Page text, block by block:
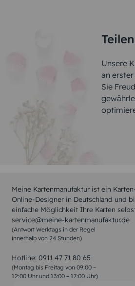
Unsere
an
Sie
Meine Kartenmanufaktur ist ein
Online-Designer in Deutschland und
einfache Möglichkeit Ihre Karten
service@meine-kartenmanufaktur.de
(Antwort Werktags in der Regel
innerhalb von 24 Stunden)
Hotline: 0911 47 71 80 65
(Montag bis Freitag von 09:00 –
12:00 Uhr und 13:00 – 17:00 Uhr)